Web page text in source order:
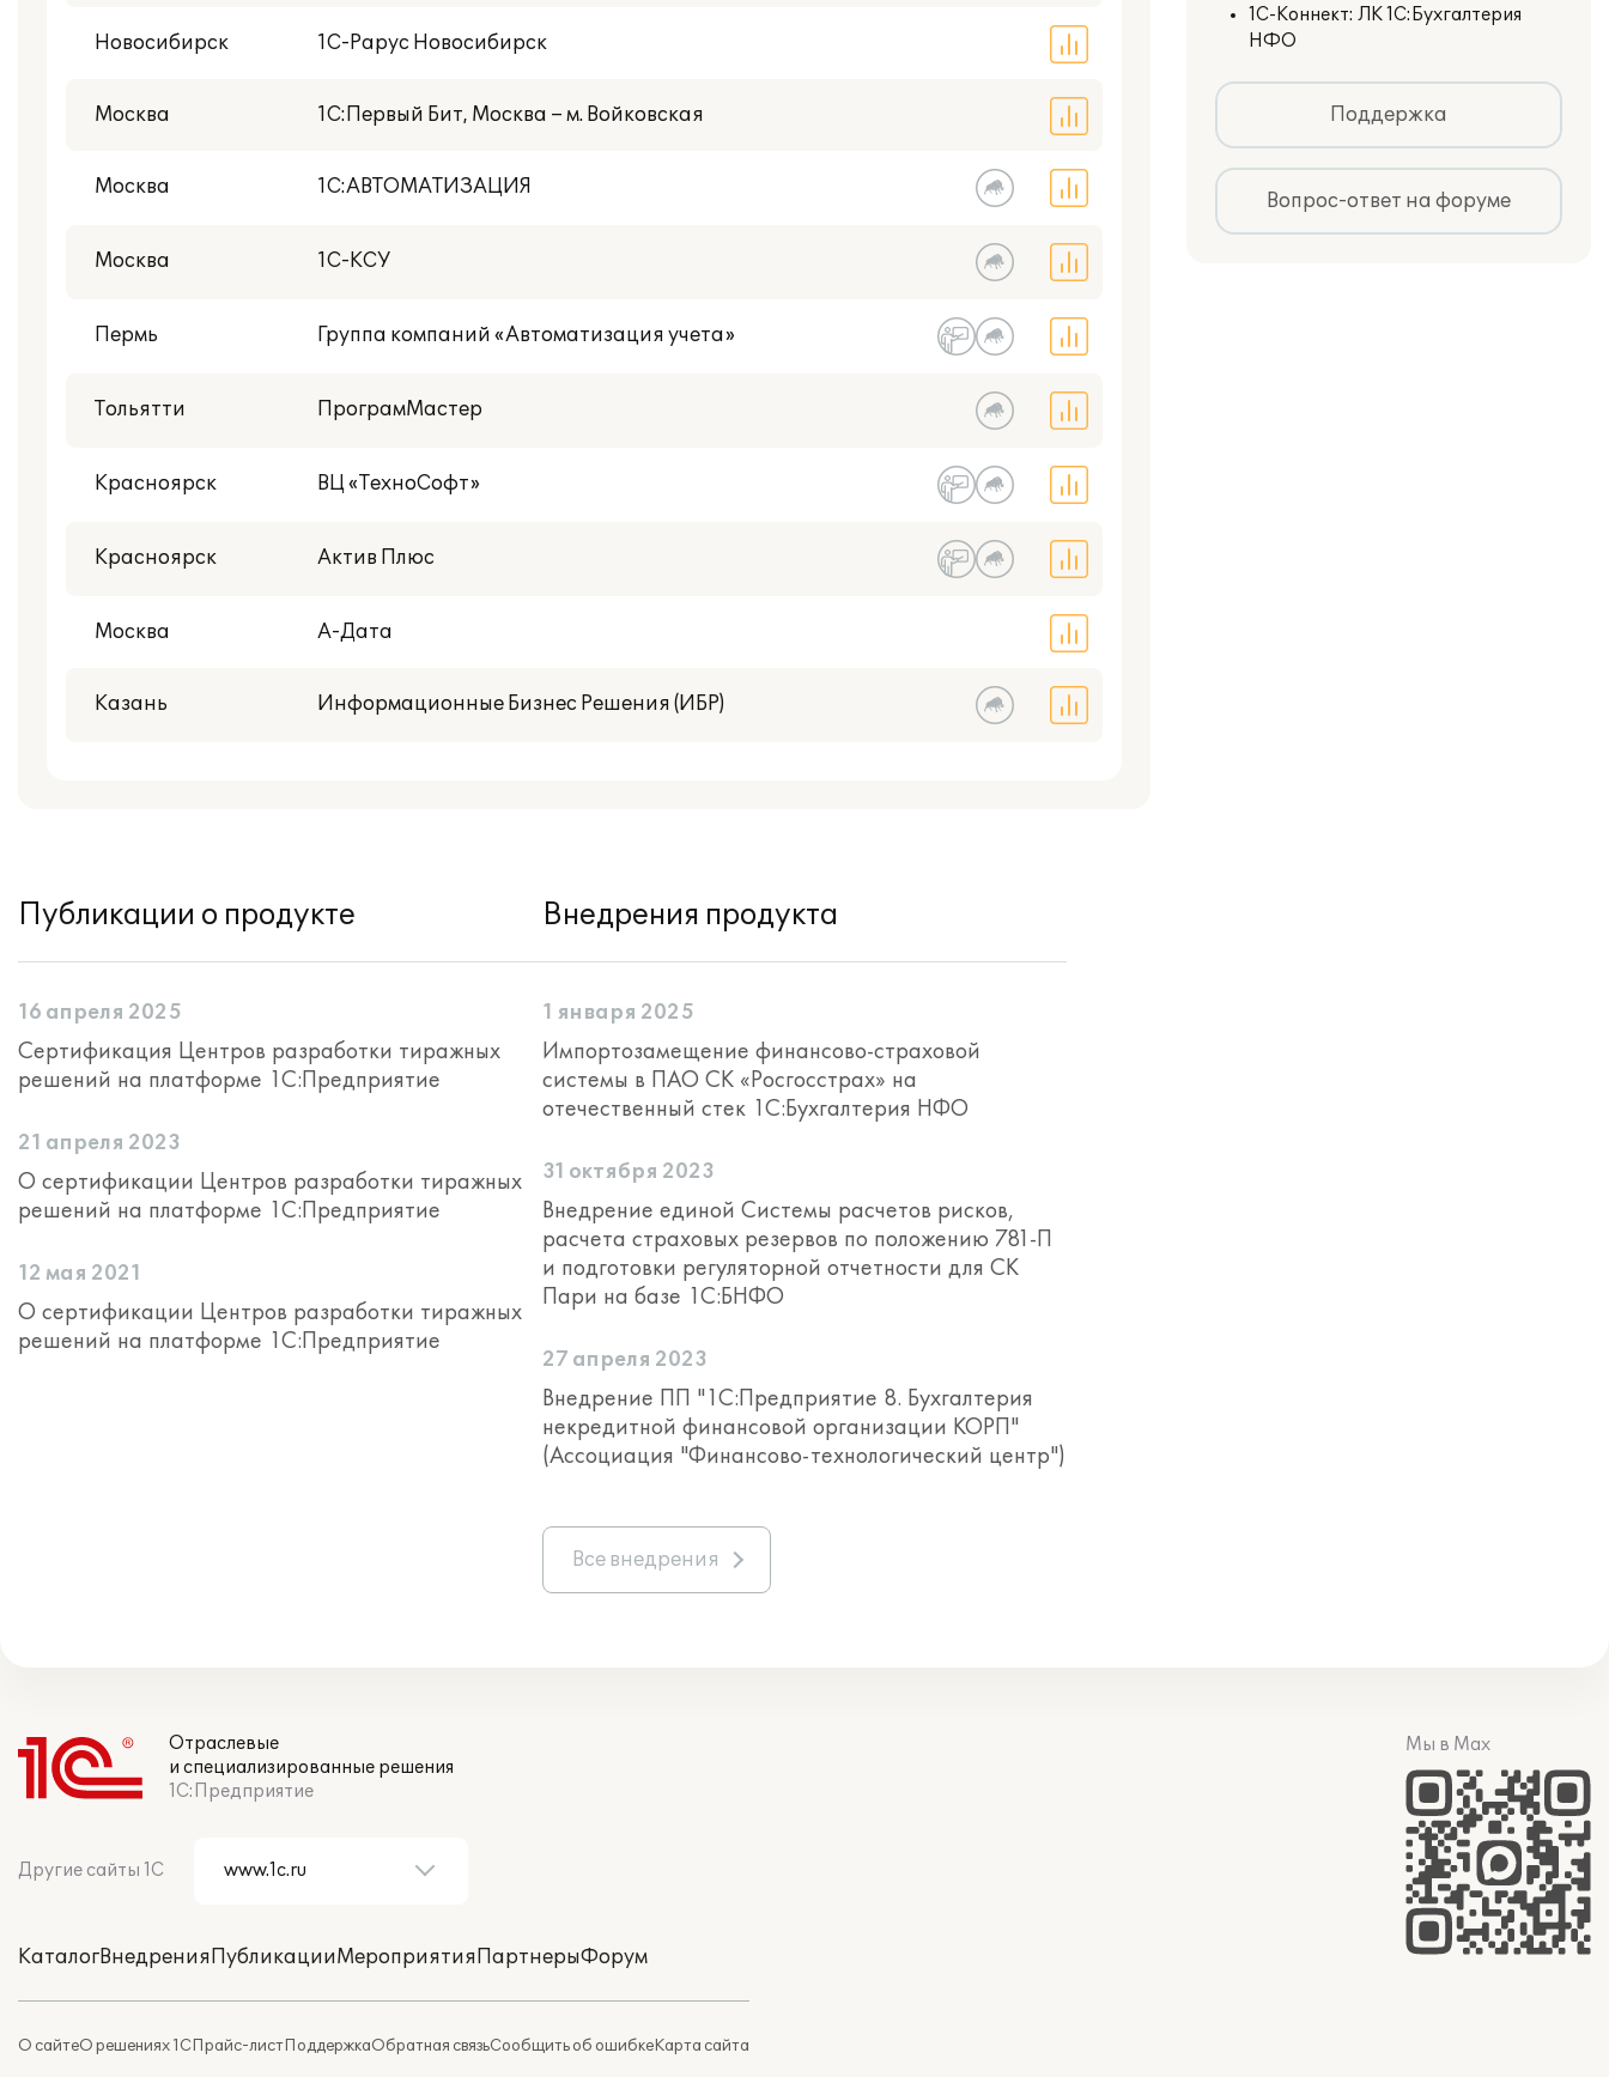
Новосибирск 1С-Рарус Новосибирск
Москва 1С:Первый Бит, Москва – м. Войковская
Москва 1С:АВТОМАТИЗАЦИЯ
Москва 1С-КСУ
Пермь Группа компаний «Автоматизация учета»
Тольятти ПрограмМастер
Красноярск ВЦ «ТехноСофт»
Красноярск Актив Плюс
Москва А-Дата
Казань Информационные Бизнес Решения (ИБР)
1С-Коннект: ЛК 1С:Бухгалтерия
НФО
Поддержка
Вопрос-ответ на форуме
Публикации о продукте
16 апреля 2025
Сертификация Центров разработки тиражных
решений на платформе 1С:Предприятие
21 апреля 2023
О сертификации Центров разработки тиражных
решений на платформе 1С:Предприятие
12 мая 2021
О сертификации Центров разработки тиражных
решений на платформе 1С:Предприятие
Внедрения продукта
1 января 2025
Импортозамещение финансово-страховой
системы в ПАО СК «Росгосстрах» на
отечественный стек 1С:Бухгалтерия НФО
31 октября 2023
Внедрение единой Системы расчетов рисков,
расчета страховых резервов по положению 781-П
и подготовки регуляторной отчетности для СК
Пари на базе 1С:БНФО
27 апреля 2023
Внедрение ПП "1С:Предприятие 8. Бухгалтерия
некредитной финансовой организации КОРП"
(Ассоциация "Финансово-технологический центр")
Все внедрения
Отраслевые
и специализированные решения
1С:Предприятие
Другие сайты 1С
КаталогВнедренияПубликацииМероприятияПартнерыФорум
О сайтеО решениях 1СПрайс-листПоддержкаОбратная связьСообщить об ошибкеКарта сайта
Мы в Max